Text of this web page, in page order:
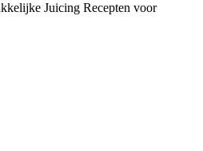
Juicing Recepten voor